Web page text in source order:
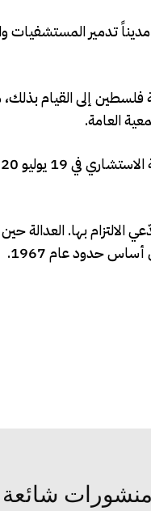
مديناً تدمير
العامة.
الالتزام بها. العدالة
حدود عام 1967.
منشورات شائعة